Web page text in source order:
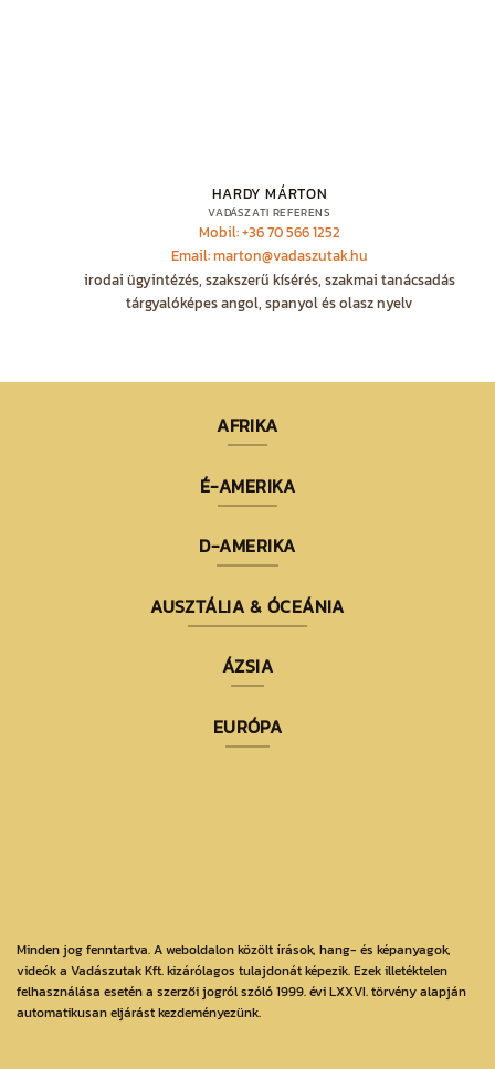
HARDY MÁRTON
VADÁSZATI REFERENS
Mobil: +36 70 566 1252
Email: marton@vadaszutak.hu
irodai ügyintézés, szakszerű kísérés, szakmai tanácsadás
tárgyalóképes angol, spanyol és olasz nyelv
AFRIKA
É-AMERIKA
D-AMERIKA
AUSZTÁLIA & ÓCEÁNIA
ÁZSIA
EURÓPA
Minden jog fenntartva. A weboldalon közölt írások, hang- és képanyagok,
videók a Vadászutak Kft. kizárólagos tulajdonát képezik. Ezek illetéktelen
felhasználása esetén a szerzői jogról szóló 1999. évi LXXVI. törvény alapján
automatikusan eljárást kezdeményezünk.